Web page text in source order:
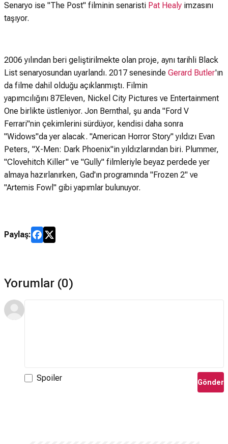
Senaryo ise "The Post" filminin senaristi Pat Healy imzasını
taşıyor.
2006 yılından beri geliştirilmekte olan proje, aynı tarihli Black
List senaryosundan uyarlandı. 2017 senesinde Gerard Butler'ın
da filme dahil olduğu açıklanmıştı. Filmin
yapımcılığını 87Eleven, Nickel City Pictures ve Entertainment
One birlikte üstleniyor. Jon Bernthal, şu anda "Ford V
Ferrari"nin çekimlerini sürdüyor, kendisi daha sonra
"Widows"da yer alacak. "American Horror Story" yıldızı Evan
Peters, "X-Men: Dark Phoenix"in yıldızlarından biri. Plummer,
"Clovehitch Killer" ve "Gully" filmleriyle beyaz perdede yer
almaya hazırlanırken, Gad'ın programında "Frozen 2" ve
"Artemis Fowl" gibi yapımlar bulunuyor.
Paylaş:
Yorumlar (0)
Spoiler Gönder